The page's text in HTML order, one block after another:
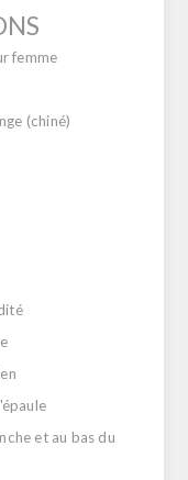
femme
(chiné)
et au bas du